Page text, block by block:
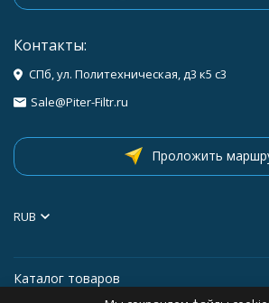
Контакты:
СПб, ул. Политехническая, д3 к5 с3
Sale@Piter-Filtr.ru
Проложить
RUB
Каталог товаров